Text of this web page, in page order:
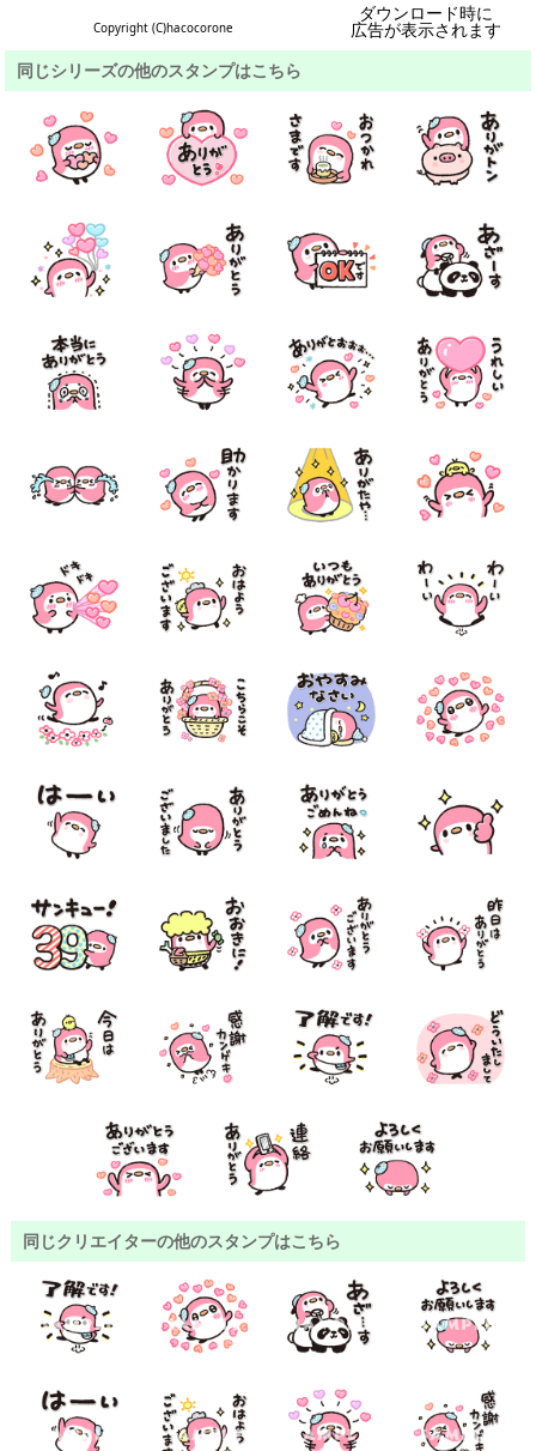
Copyright (C)hacocorone
ダウンロード時に
広告が表示されます
同じシリーズの他のスタンプはこちら
同じクリエイターの他のスタンプはこちら